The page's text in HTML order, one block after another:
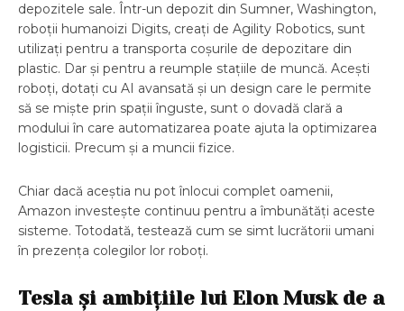
depozitele sale. Într-un depozit din Sumner, Washington,
roboții humanoizi Digits, creați de Agility Robotics, sunt
utilizați pentru a transporta coșurile de depozitare din
plastic. Dar și pentru a reumple stațiile de muncă. Acești
roboți, dotați cu AI avansată și un design care le permite
să se miște prin spații înguste, sunt o dovadă clară a
modului în care automatizarea poate ajuta la optimizarea
logisticii. Precum și a muncii fizice.
Chiar dacă aceștia nu pot înlocui complet oamenii,
Amazon investește continuu pentru a îmbunătăți aceste
sisteme. Totodată, testează cum se simt lucrătorii umani
în prezența colegilor lor roboți.
Tesla și ambițiile lui Elon Musk de a